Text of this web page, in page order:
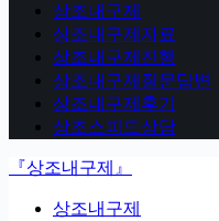
상조내구제
상조내구제자료
상조내구제진행
상조내구제질문답변
상조내구제후기
상조스피드상담
『상조내구제』
상조내구제